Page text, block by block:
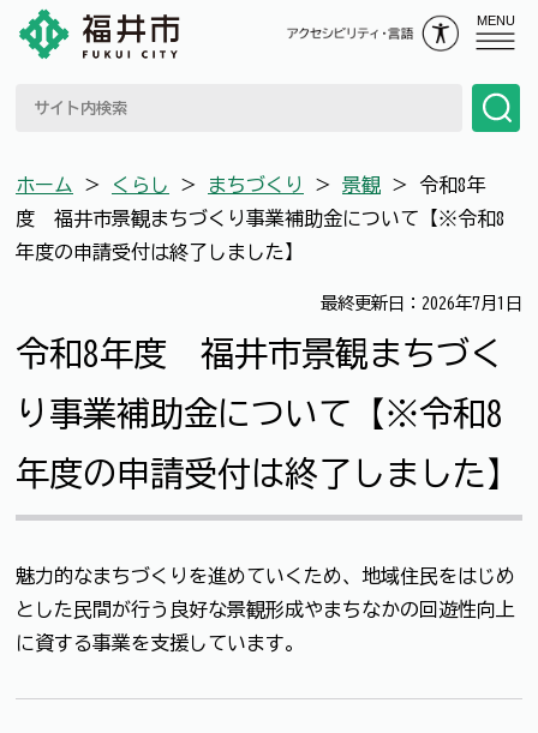
MENU
ホーム ＞ くらし ＞ まちづくり ＞ 景観 ＞ 令和8年
度 福井市景観まちづくり事業補助金について【※令和8
年度の申請受付は終了しました】
最終更新日：2026年7月1日
令和8年度 福井市景観まちづく
り事業補助金について【※令和8
年度の申請受付は終了しました】
魅力的なまちづくりを進めていくため、地域住民をはじめ
とした民間が行う良好な景観形成やまちなかの回遊性向上
に資する事業を支援しています。